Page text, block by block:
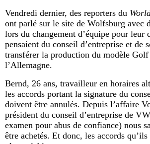
Vendredi dernier, des reporters du
ont parlé sur le site de Wolfsburg avec
lors du changement d’équipe pour leur
pensaient du conseil d’entreprise et de
transférer la production du modèle
l’Allemagne.
Bernd, 26 ans, travailleur en horaires
les accords portant la signature du
doivent être annulés. Depuis l’affaire
président du conseil d’entreprise de
examen pour abus de confiance) nous
être achetés. Et donc, les accords